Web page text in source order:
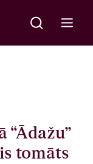
Meklēt
“Ādažu”
tomāts